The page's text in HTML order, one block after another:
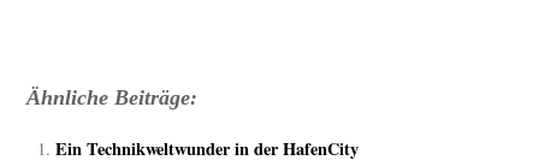
Ähnliche Beiträge:
Ein Technikweltwunder in der HafenCity